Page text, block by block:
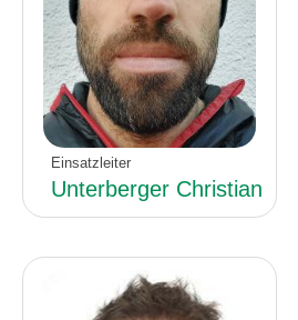
Einsatzleiter
Unterberger Christian